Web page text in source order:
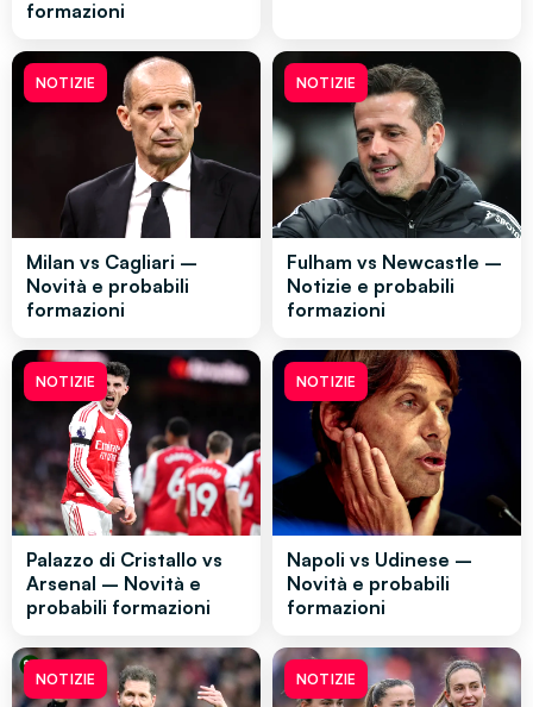
formazioni
NOTIZIE
Milan vs Cagliari –
Novità e probabili
formazioni
NOTIZIE
Fulham vs Newcastle –
Notizie e probabili
formazioni
NOTIZIE
Palazzo di Cristallo vs
Arsenal – Novità e
probabili formazioni
NOTIZIE
Napoli vs Udinese –
Novità e probabili
formazioni
NOTIZIE NOTIZIE